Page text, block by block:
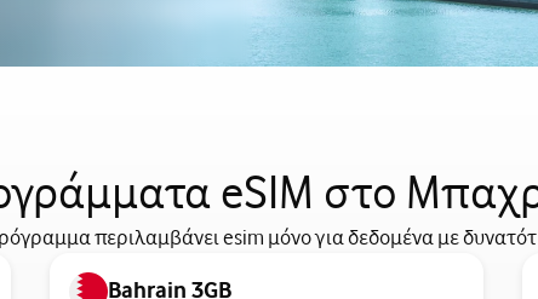
eSIM στο
περιλαμβάνει esim μόνο για δεδομένα με
Bahrain 3GB